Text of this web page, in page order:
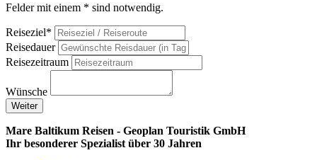
Felder mit einem * sind notwendig.
Reiseziel*
Reisedauer
Reisezeitraum
Wünsche
Weiter
Mare Baltikum Reisen - Geoplan Touristik GmbH
Ihr besonderer Spezialist über 30 Jahren